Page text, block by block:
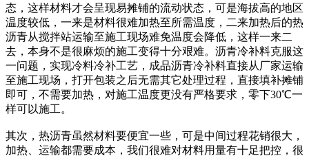
态，这样材料才会呈现易摊铺的流动状态，可是海拔高的地区
温度较低，一来是材料很难加热至所需温度，二来加热后的热
沥青从搅拌站运输至施工现场难免温度会降低，这样一来二
去，本身不是很麻烦的施工变得十分艰难。沥青冷补料克服这
一问题，实现冷料冷补工艺，成品沥青冷补料直接从厂家运输
至施工现场，打开包装之后无需其它处理过程，直接填补摊铺
即可，不需要加热，对施工温度更没有严格要求，零下30℃一
样可以施工。
其次，热沥青虽然材料要便宜一些，可是中间过程花销很大，
加热、运输都需要成本，我们很难对材料用量有十足把控，很